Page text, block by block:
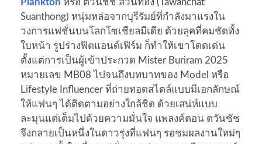
Suanthong) หนุ่มหล่อจากบุรีรัมย์ที่กำลังมาแรงใน
วงการแฟชั่นบนโลกโซเชียลมีเดีย ด้วยลุคที่คมชัดทั้ง
ใบหน้า รูปร่างฟิตแอนด์เฟิร์ม ก็ทำให้เขาโดดเด่น
ตั้งแต่การเป็นผู้เข้าประกวด Mister Buriram 2025
หมายเลข MB08 ไปจนถึงบทบาทของ Model หรือ
Lifestyle Influencer ที่ถ่ายทอดสไตล์แบบมีเอกลักษณ์
ให้แฟนๆ ได้ติดตามอย่างใกล้ชิด ด้วยเสน่ห์แบบ
ละมุนแต่เต็มไปด้วยความมั่นใจ แพลงค์ตอน ตวันชัช
จึงกลายเป็นหนึ่งในดาวรุ่งที่แฟนๆ รอชมผลงานใหม่ๆ